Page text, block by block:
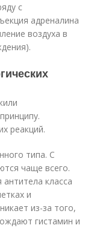
с
адреналина
воздуха в
реакций.
типа. С
чаще всего.
класса
и
из-за того,
гистамин и